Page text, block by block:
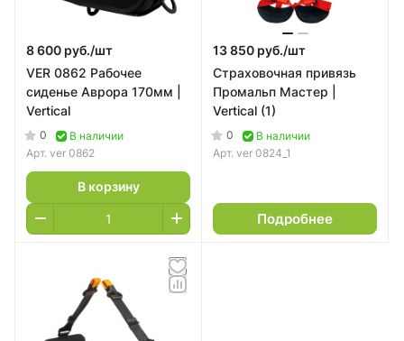
8 600 руб./шт
VER 0862 Рабочее
сиденье Аврора 170мм |
Vertical
0
В наличии
Арт. ver 0862
В корзину
13 850 руб./шт
Страховочная привязь
Промальп Мастер |
Vertical (1)
0
В наличии
Арт. ver 0824_1
Подробнее